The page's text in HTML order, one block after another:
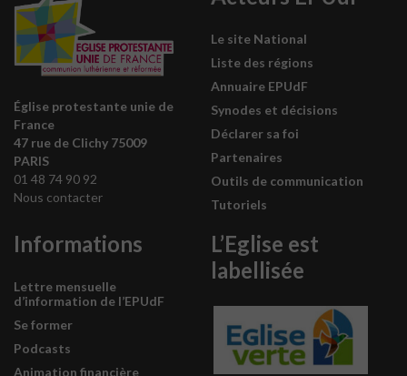
Église protestante unie de
France
47 rue de Clichy 75009
PARIS
01 48 74 90 92
Nous contacter
Le site National
Liste des régions
Annuaire EPUdF
Synodes et décisions
Déclarer sa foi
Partenaires
Outils de communication
Tutoriels
Informations
Lettre mensuelle
d’information de l’EPUdF
Se former
Podcasts
Animation financière
L’Eglise est
labellisée